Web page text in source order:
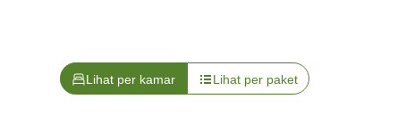
Lihat per kamar Lihat per paket